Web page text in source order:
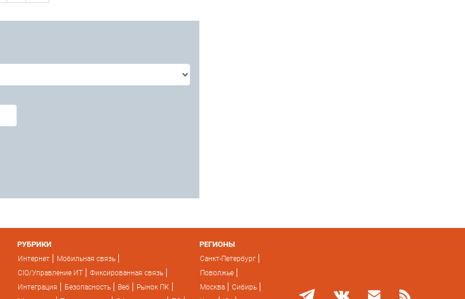
РУБРИКИ
Интернет
Мобильная связь
CIO/Управление ИТ
Фиксированная связь
Интеграция
Безопасность Веб
Рынок ПК
РЕГИОНЫ
Санкт-Петербург
Поволжье
Москва
Сибирь